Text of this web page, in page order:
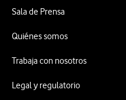
Sala de Prensa
Quiénes somos
Trabaja con nosotros
Legal y regulatorio